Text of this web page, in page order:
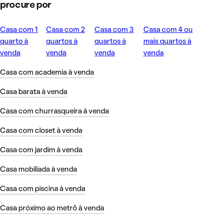
procure por
Casa com 1
quarto à
venda
Casa com 2
quartos à
venda
Casa com 3
quartos à
venda
Casa com 4 ou
mais quartos à
venda
Casa com academia à venda
Casa barata à venda
Casa com churrasqueira à venda
Casa com closet à venda
Casa com jardim à venda
Casa mobiliada à venda
Casa com piscina à venda
Casa próximo ao metrô à venda